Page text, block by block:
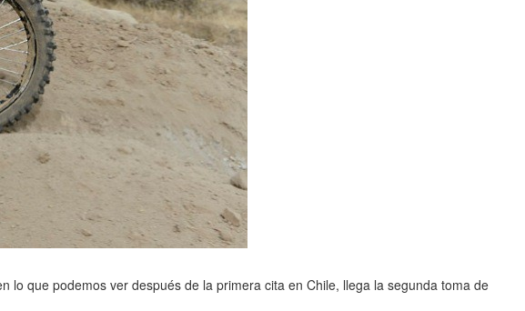
que podemos ver después de la primera cita en Chile, llega la segunda toma de